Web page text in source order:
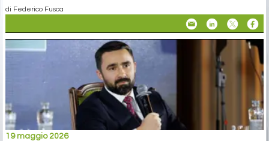
di Federico Fusca
19 maggio 2026